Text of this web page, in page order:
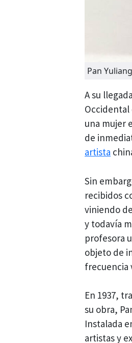
Pan
A su
Occidental
una mujer
de
artista
Sin
recibidos
viniendo
y todavía
profesora
objeto de
frecuencia
En 1937,
su obra,
Instalada
artistas y